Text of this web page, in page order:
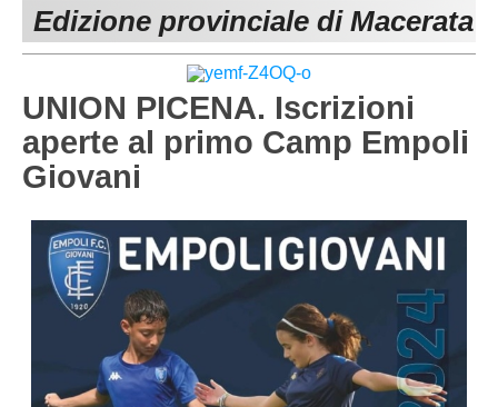
MACERATA
Carica la tua Rosa
ECCELLENZA
1^ CATEGORIA
2^ CATEGORIA
GIOVANILI
REGIONALI
Edizione provinciale di Macerata
UNION PICENA. Iscrizioni
aperte al primo Camp Empoli
Giovani